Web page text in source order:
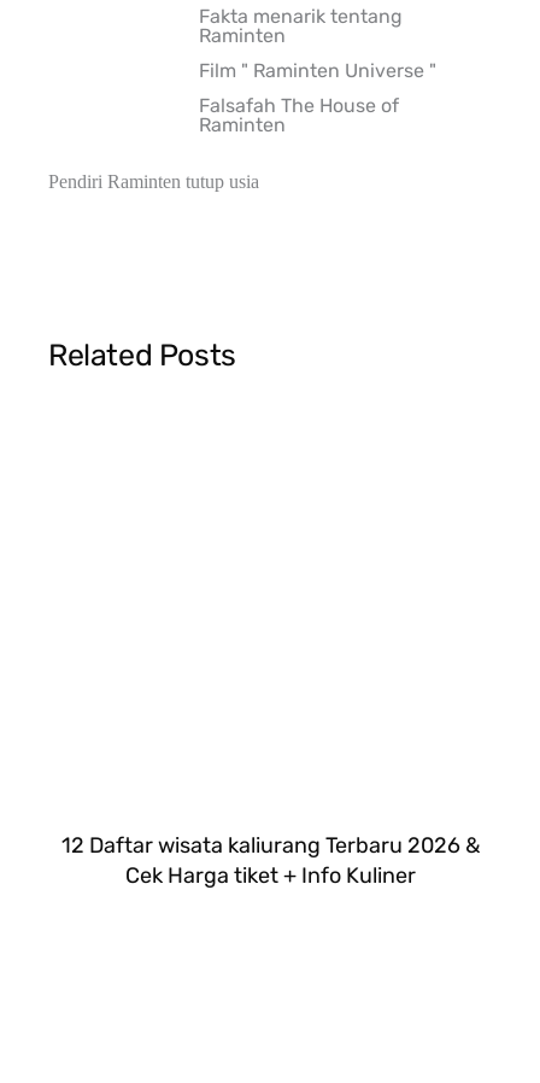
Fakta menarik tentang
Raminten
Film " Raminten Universe "
Falsafah The House of
Raminten
Pendiri Raminten tutup usia
Related Posts
12 Daftar wisata kaliurang Terbaru 2026 &
Cek Harga tiket + Info Kuliner